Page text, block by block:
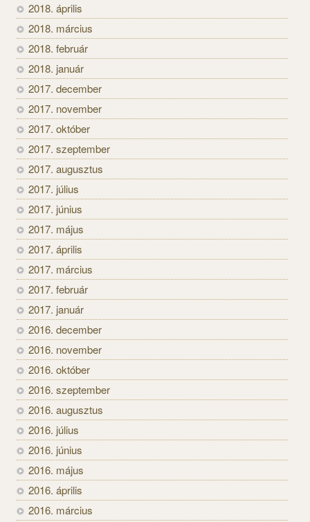
2018. április
2018. március
2018. február
2018. január
2017. december
2017. november
2017. október
2017. szeptember
2017. augusztus
2017. július
2017. június
2017. május
2017. április
2017. március
2017. február
2017. január
2016. december
2016. november
2016. október
2016. szeptember
2016. augusztus
2016. július
2016. június
2016. május
2016. április
2016. március